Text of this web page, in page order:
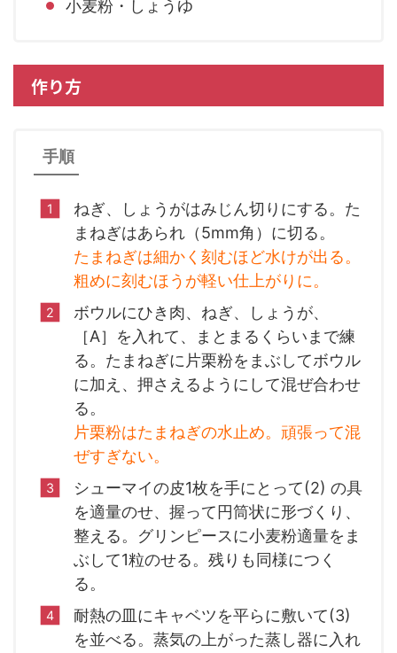
小麦粉・しょうゆ
作り方
手順
ねぎ、しょうがはみじん切りにする。た
まねぎはあられ（5mm角）に切る。
たまねぎは細かく刻むほど水けが出る。
粗めに刻むほうが軽い仕上がりに。
ボウルにひき肉、ねぎ、しょうが、
［A］を入れて、まとまるくらいまで練
る。たまねぎに片栗粉をまぶしてボウル
に加え、押さえるようにして混ぜ合わせ
る。
片栗粉はたまねぎの水止め。頑張って混
ぜすぎない。
シューマイの皮1枚を手にとって(2) の具
を適量のせ、握って円筒状に形づくり、
整える。グリンピースに小麦粉適量をま
ぶして1粒のせる。残りも同様につく
る。
耐熱の皿にキャベツを平らに敷いて(3)
を並べる。蒸気の上がった蒸し器に入れ